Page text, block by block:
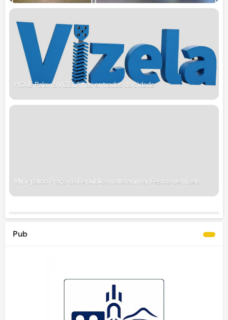
HOJE Palavra VIZELA nas entradas da cidade
Mini-palco Praça da República volta animar Festas de Vizela
Pub